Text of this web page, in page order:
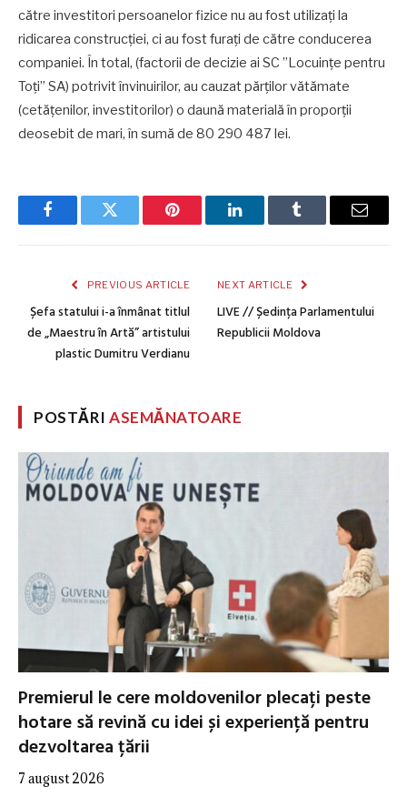
către investitori persoanelor fizice nu au fost utilizați la
ridicarea construcției, ci au fost furați de către conducerea
companiei. În total, (factorii de decizie ai SC ”Locuințe pentru
Toți” SA) potrivit învinuirilor, au cauzat părților vătămate
(cetățenilor, investitorilor) o daună materială în proporții
deosebit de mari, în sumă de 80 290 487 lei.
FacebookTwitter Pinterest LinkedInTumblr Email
PREVIOUS ARTICLE
Șefa statului i-a înmânat titlul
de „Maestru în Artă” artistului
plastic Dumitru Verdianu
NEXT ARTICLE
LIVE // Ședința Parlamentului
Republicii Moldova
POSTĂRIASEMĂNATOARE
Premierul le cere moldovenilor plecați peste
hotare să revină cu idei și experiență pentru
dezvoltarea țării
7 august 2026